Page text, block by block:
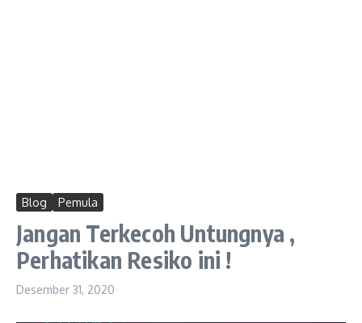
Blog Pemula
Jangan Terkecoh Untungnya ,
Perhatikan Resiko ini !
Desember 31, 2020